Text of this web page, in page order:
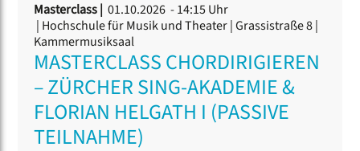
Masterclass | 01.10.2026 - 14:15 Uhr
| Hochschule für Musik und Theater | Grassistraße 8 |
Kammermusiksaal
MASTERCLASS CHORDIRIGIEREN
– ZÜRCHER SING-AKADEMIE &
FLORIAN HELGATH I (PASSIVE
TEILNAHME)